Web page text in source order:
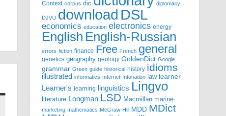
Context corpus dic diplomacy
DJVU download DSL
economics education electronics energy
English English-Russian
errors fiction finance Free French general
genetics geography geology GoldenDict Google
grammar Green guide historical history idioms
illustrated informatics Internet Intonation law learner
Learner's learning linguistics Lingvo
literature Longman LSD Macmillan marine
marketing mathematics McGraw-Hill MDD MDict